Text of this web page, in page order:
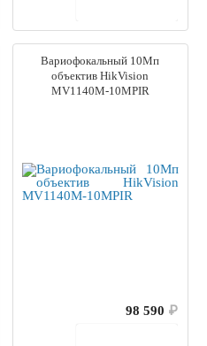
Вариофокальный 10Мп
объектив HikVision
MV1140M-10MPIR
98 590 ₽